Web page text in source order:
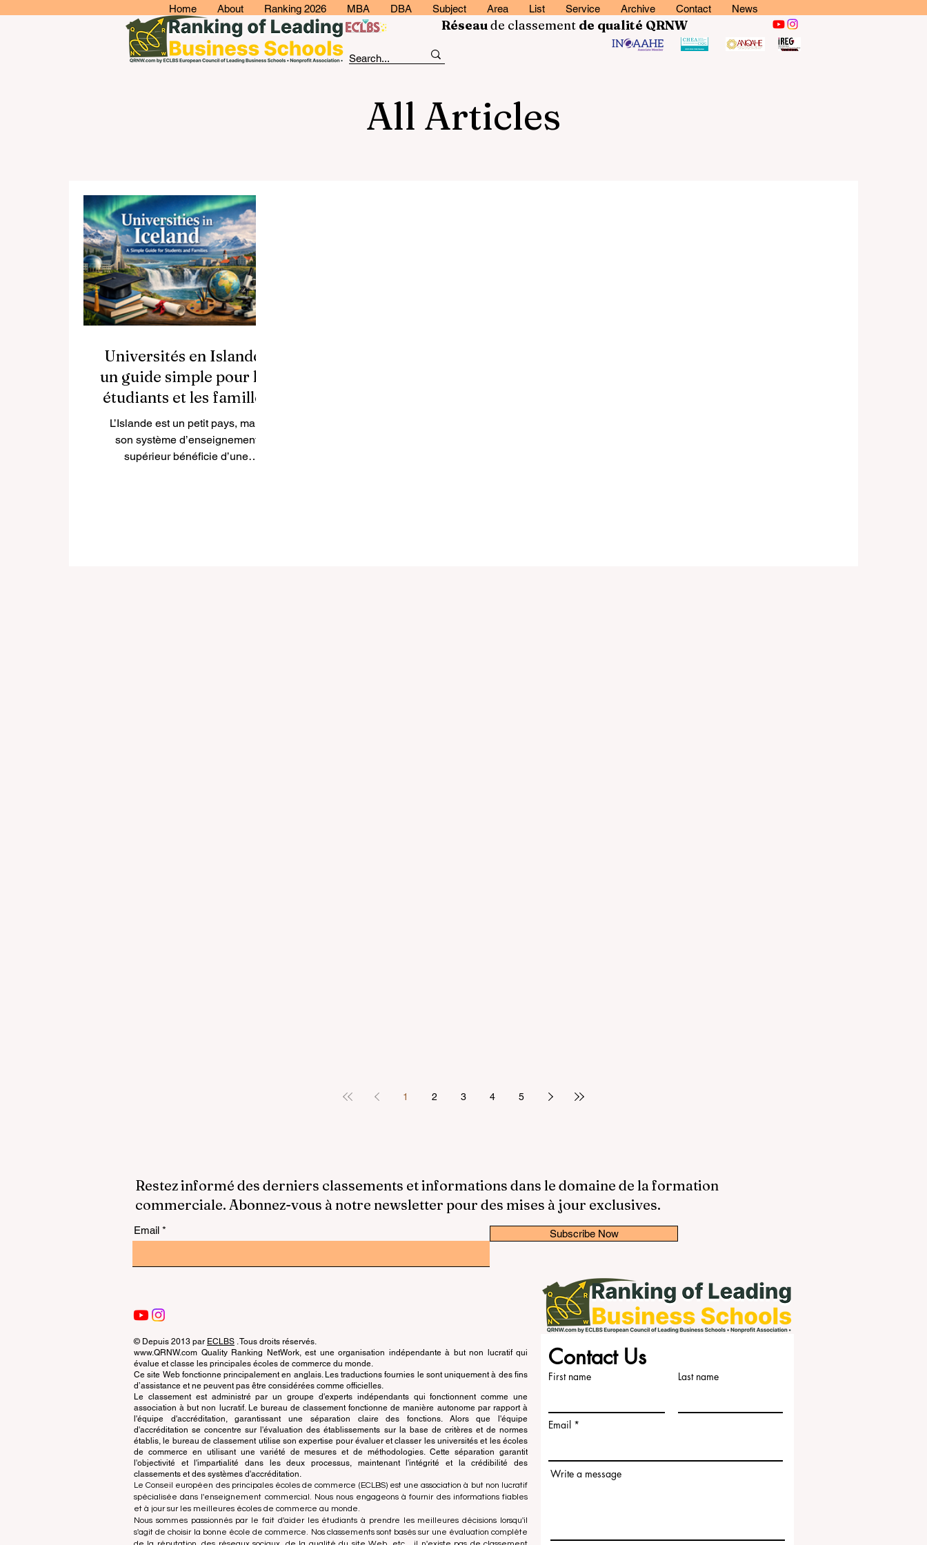
Home About Ranking 2026 MBA DBA Subject Area List Service Archive Contact News
Réseaude classement de qualité QRNW
All Articles
Universités en Islande :
un guide simple pour les
étudiants et les familles
L’Islande est un petit pays, mais
son système d’enseignement
supérieur bénéficie d’une
1 2 3 4 5
Restez informé des derniers classements et informations dans le domaine de la formation
commerciale. Abonnez-vous à notre newsletter pour des mises à jour exclusives.
Email Subscribe Now
© Depuis 2013 par ECLBS . Tous droits réservés.
www.QRNW.com Quality Ranking NetWork, est une organisation indépendante à but non lucratif qui
évalue et classe les principales écoles de commerce du monde.
Ce site Web fonctionne principalement en anglais. Les traductions fournies le sont uniquement à des fins
d’assistance et ne peuvent pas être considérées comme officielles.
Le classement est administré par un groupe d'experts indépendants qui fonctionnent comme une
association à but non lucratif. Le bureau de classement fonctionne de manière autonome par rapport à
l'équipe d'accréditation, garantissant une séparation claire des fonctions. Alors que l'équipe
d'accréditation se concentre sur l'évaluation des établissements sur la base de critères et de normes
établis, le bureau de classement utilise son expertise pour évaluer et classer les universités et les écoles
de commerce en utilisant une variété de mesures et de méthodologies. Cette séparation garantit
l'objectivité et l'impartialité dans les deux processus, maintenant l'intégrité et la crédibilité des
classements et des systèmes d'accréditation.
Le Conseil européen des principales écoles de commerce (ECLBS) est une association à but non lucratif
spécialisée dans l'enseignement commercial. Nous nous engageons à fournir des informations fiables
et à jour sur les meilleures écoles de commerce au monde.
Nous sommes passionnés par le fait d'aider les étudiants à prendre les meilleures décisions lorsqu'il
s'agit de choisir la bonne école de commerce. Nos classements sont basés sur une évaluation complète
Contact Us
First name Last name
Email
Write a message